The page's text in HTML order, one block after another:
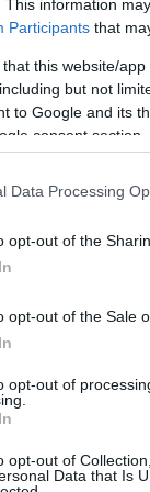
This information
Participants that
that this website/
but not
to Google and its
consent section.
Data Processing
opt-out of the
opt-out of the Sale
opt-out of
opt-out of
Data that Is
addigra már
anyának,
kicsi jön?
ebbe. Aztán
el, amit
a talaj.
Egy nap nem